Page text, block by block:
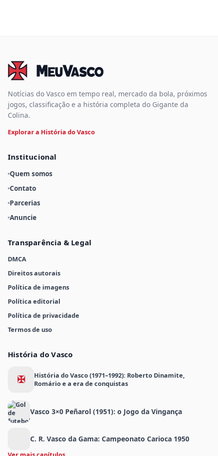
Notícias do Vasco em tempo real, mercado da bola, próximos
jogos, classificação e a história completa do Gigante da
Colina.
Explorar a História do Vasco
Institucional
Quem somos
Contato
Parcerias
Anuncie
Transparência & Legal
DMCA
Direitos autorais
Política de imagens
Política editorial
Política de privacidade
Termos de uso
História do Vasco
✠
História do Vasco (1971–1992): Roberto Dinamite,
Romário e a era de conquistas
Vasco 3×0 Peñarol (1951): o Jogo da Vingança
C. R. Vasco da Gama: Campeonato Carioca 1950